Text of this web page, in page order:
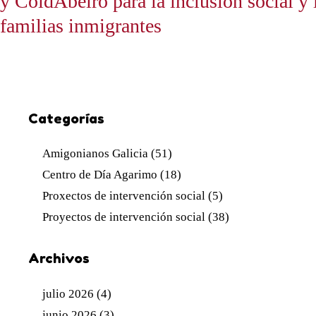
familias inmigrantes
Categorías
Amigonianos Galicia (51)
Centro de Día Agarimo (18)
Proxectos de intervención social (5)
Proyectos de intervención social (38)
Archivos
julio 2026 (4)